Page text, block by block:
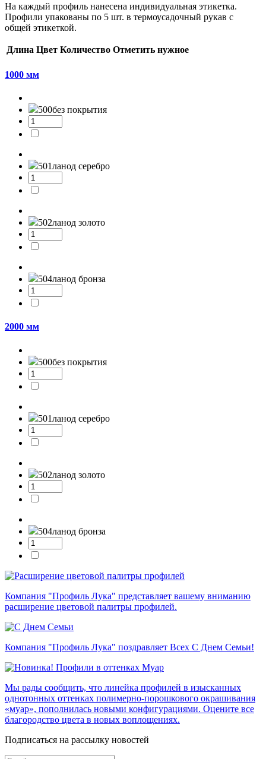
На каждый профиль нанесена индивидуальная этикетка.
Профили упакованы по 5 шт. в термоусадочный рукав с
общей этикеткой.
Длина Цвет Количество Отметить нужное
1000 мм
500без покрытия
501ланод серебро
502ланод золото
504ланод бронза
2000 мм
500без покрытия
501ланод серебро
502ланод золото
504ланод бронза
Компания "Профиль Лука" представляет вашему вниманию
расширение цветовой палитры профилей.
Компания "Профиль Лука" поздравляет Всех С Днем Семьи!
Мы рады сообщить, что линейка профилей в изысканных
однотонных оттенках полимерно-порошкового окрашивания
«муар», пополнилась новыми конфигурациями. Оцените все
благородство цвета в новых воплощениях.
Подписаться на рассылку новостей